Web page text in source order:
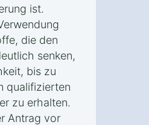
ist.
die den
senken,
bis zu
qualifizierten
zu erhalten.
Antrag vor